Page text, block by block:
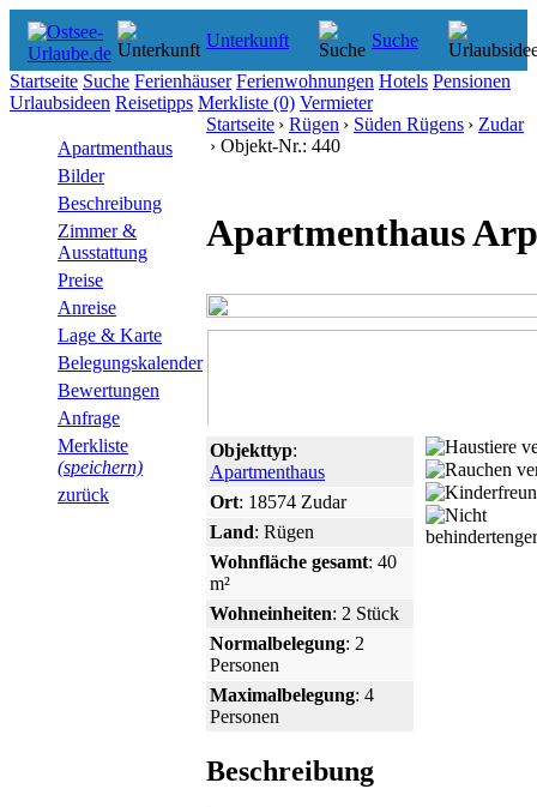
Unterkunft Suche
Startseite Suche Ferienhäuser Ferienwohnungen Hotels Pensionen
Urlaubsideen Reisetipps Merkliste (0) Vermieter
Apartmenthaus
Bilder
Beschreibung
Zimmer &
Ausstattung
Preise
Anreise
Lage & Karte
Belegungskalender
Bewertungen
Anfrage
Merkliste
(speichern)
zurück
Startseite › Rügen › Süden Rügens › Zudar
› Objekt-Nr.: 440
Apartmenthaus Arp
Objekttyp:
Apartmenthaus
Ort: 18574 Zudar
Land: Rügen
Wohnfläche gesamt: 40
m²
Wohneinheiten: 2 Stück
Normalbelegung: 2
Personen
Maximalbelegung: 4
Personen
Beschreibung